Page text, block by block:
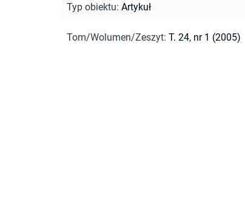
Typ obiektu: Artykuł
Tom/Wolumen/Zeszyt: T. 24, nr 1 (2005)